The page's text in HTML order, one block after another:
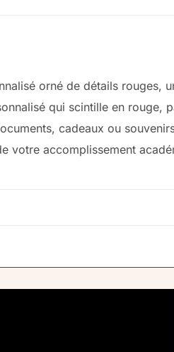
orné de détails rouges,
qui scintille en rouge,
cadeaux ou
votre accomplissement